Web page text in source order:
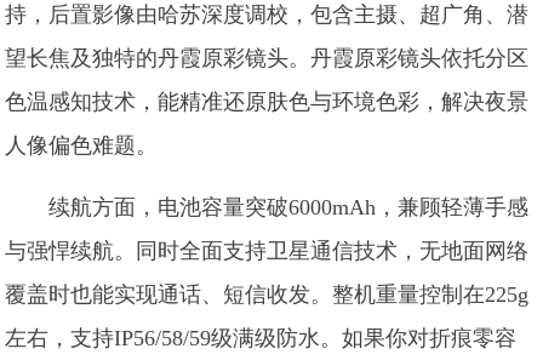
持，后置影像由哈苏深度调校，包含主摄、超广角、潜
望长焦及独特的丹霞原彩镜头。丹霞原彩镜头依托分区
色温感知技术，能精准还原肤色与环境色彩，解决夜景
人像偏色难题。
续航方面，电池容量突破6000mAh，兼顾轻薄手感
与强悍续航。同时全面支持卫星通信技术，无地面网络
覆盖时也能实现通话、短信收发。整机重量控制在225g
左右，支持IP56/58/59级满级防水。如果你对折痕零容